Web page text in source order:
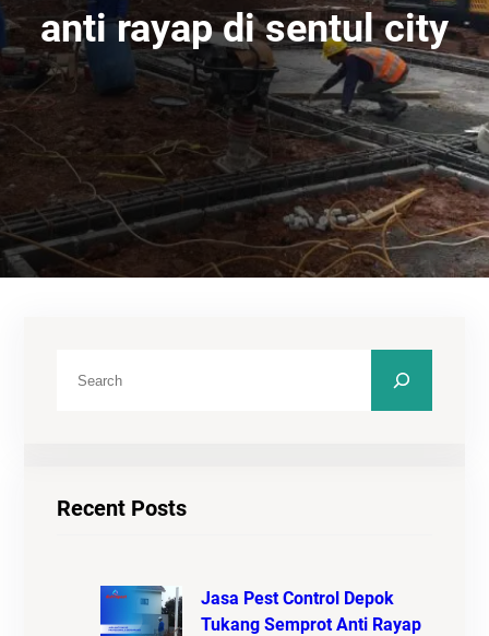
anti rayap di sentul city
Recent Posts
Jasa Pest Control Depok
Tukang Semprot Anti Rayap